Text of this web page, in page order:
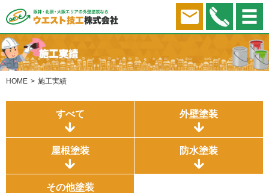
HOME 施工実績
すべて 外壁塗装
屋根塗装 防水塗装
その他塗装